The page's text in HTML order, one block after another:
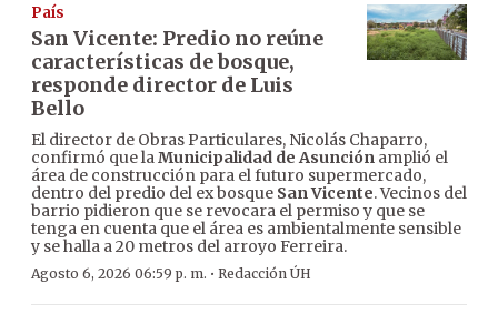
País
San Vicente: Predio no reúne
características de bosque,
responde director de Luis
Bello
El director de Obras Particulares, Nicolás Chaparro,
confirmó que laMunicipalidad de Asunción amplió el
área de construcción para el futuro supermercado,
dentro del predio del ex bosque San Vicente. Vecinos del
barrio pidieron que se revocara el permiso y que se
tenga en cuenta que el área es ambientalmente sensible
y se halla a 20 metros del arroyo Ferreira.
Agosto 6, 2026 06:59 p. m. · Redacción ÚH